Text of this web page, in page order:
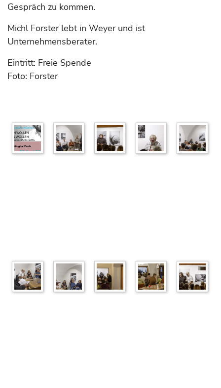
Gespräch zu kommen.
Michl Forster lebt in Weyer und ist
Unternehmensberater.
Eintritt: Freie Spende
Foto: Forster